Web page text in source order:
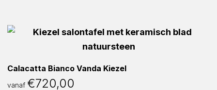
Calacatta Bianco Vanda Kiezel
vanaf €720,00